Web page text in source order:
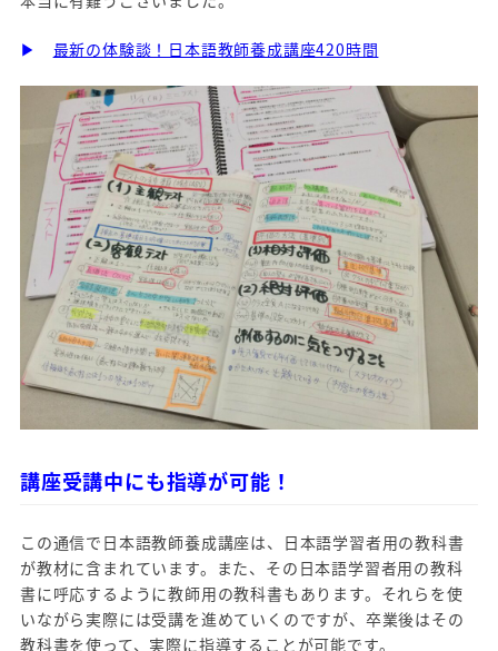
▶ 最新の体験談！日本語教師養成講座420時間
講座受講中にも指導が可能！
この通信で日本語教師養成講座は、日本語学習者用の教科書
が教材に含まれています。また、その日本語学習者用の教科
書に呼応するように教師用の教科書もあります。それらを使
いながら実際には受講を進めていくのですが、卒業後はその
教科書を使って、実際に指導することが可能です。